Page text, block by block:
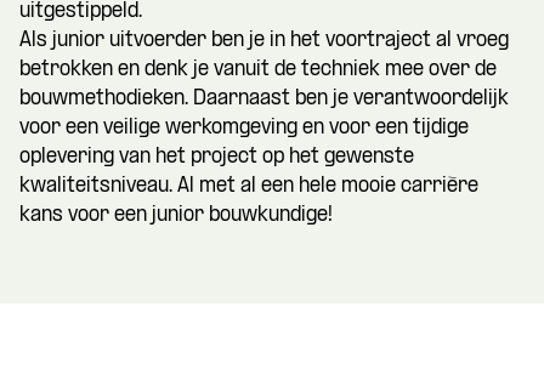
uitgestippeld.
Als junior uitvoerder ben je in het voortraject al vroeg
betrokken en denk je vanuit de techniek mee over de
bouwmethodieken. Daarnaast ben je verantwoordelijk
voor een veilige werkomgeving en voor een tijdige
oplevering van het project op het gewenste
kwaliteitsniveau. Al met al een hele mooie carrière
kans voor een junior bouwkundige!